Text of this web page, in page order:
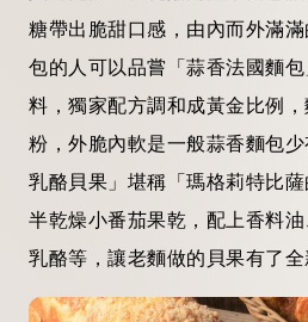
糖帶出脆甜口感，由內而外滿
包的人可以品嘗「蒜香法國麵
料，獨家配方調和成黃金比例
粉，外脆內軟是一般蒜香麵包
乳酪貝果」堪稱「瑪格莉特比
半乾燥小番茄果乾，配上香料
乳酪等，讓老麵做的貝果有了全